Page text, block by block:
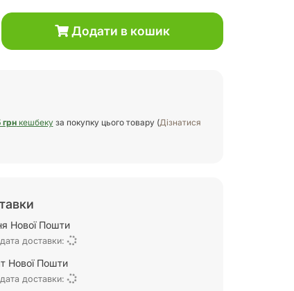
Додати в кошик
грнкешбекуза покупку цього товару (Дізнатися
Нової Пошти
доставки:
Нової Пошти
доставки: